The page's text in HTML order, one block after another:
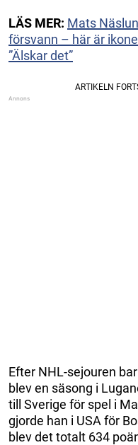
LÄS MER: Mats
försvann – här är
”Älskar det”
Efter NHL-sejouren
blev en säsong i
till Sverige för spel i
gjorde han i USA för
blev det totalt 634